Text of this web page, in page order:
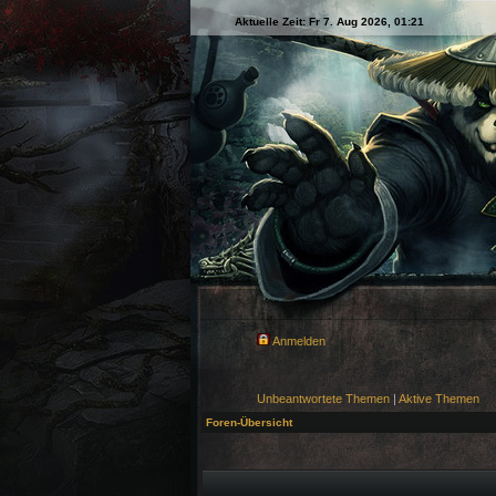
Aktuelle Zeit: Fr 7. Aug 2026, 01:21
Anmelden
Unbeantwortete Themen | Aktive Themen
Foren-Übersicht